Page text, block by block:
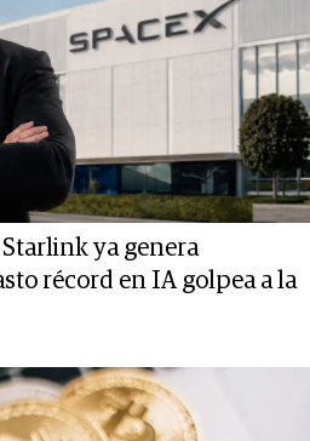
ya genera
récord en IA golpea a la